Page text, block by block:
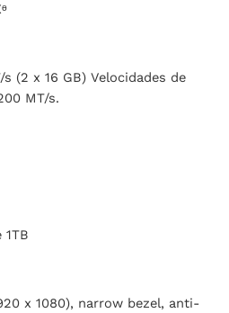
(2 x 16 GB) Velocidades de
MT/s.
x 1080), narrow bezel, anti-